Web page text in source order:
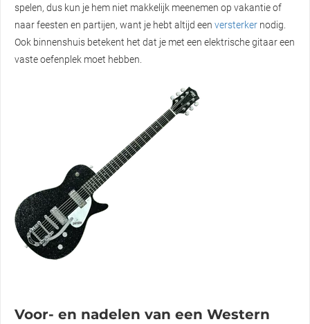
spelen, dus kun je hem niet makkelijk meenemen op vakantie of
naar feesten en partijen, want je hebt altijd een versterker nodig.
Ook binnenshuis betekent het dat je met een elektrische gitaar een
vaste oefenplek moet hebben.
Voor- en nadelen van een Western